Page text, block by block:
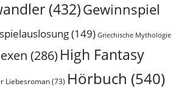
(432)Gewinnspiel
(149) Griechische Mythologie
(286) High Fantasy
Liebesroman(73) Hörbuch (540)